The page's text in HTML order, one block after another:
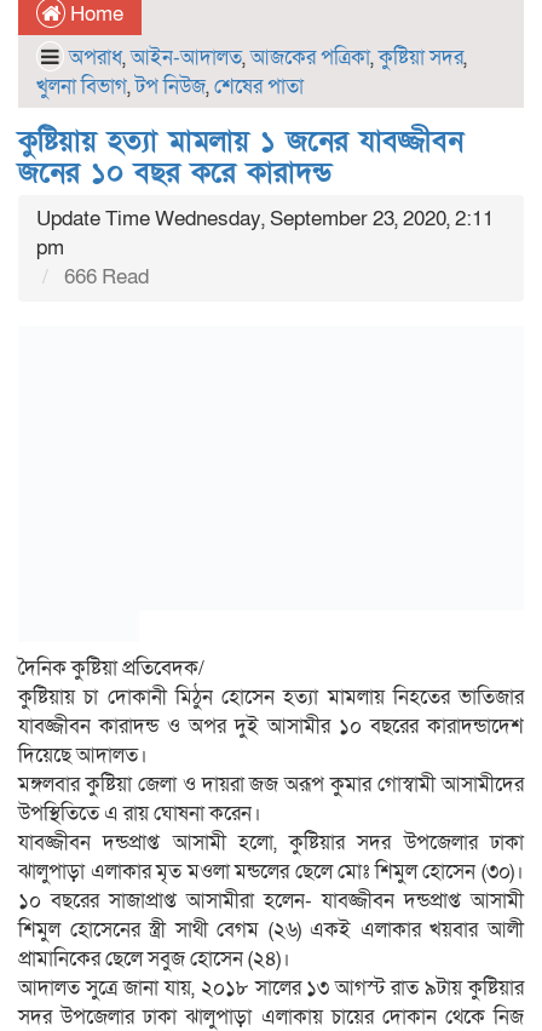
Home
অপরাধ,আইন-আদালত,আজকের পত্রিকা,কুষ্টিয়া সদর,
খুলনা বিভাগ,টপ নিউজ,শেষের পাতা
কুষ্টিয়ায় হত্যা মামলায় ১ জনের যাবজ্জীবন
জনের ১০ বছর করে কারাদন্ড
Update Time Wednesday, September 23, 2020, 2:11
pm
666 Read
দৈনিক কুষ্টিয়া প্রতিবেদক/
কুষ্টিয়ায় চা দোকানী মিঠুন হোসেন হত্যা মামলায় নিহতের ভাতিজার
যাবজ্জীবন কারাদন্ড ও অপর দুই আসামীর ১০ বছরের কারাদন্ডাদেশ
দিয়েছে আদালত।
মঙ্গলবার কুষ্টিয়া জেলা ও দায়রা জজ অরূপ কুমার গোস্বামী আসামীদের
উপস্থিতিতে এ রায় ঘোষনা করেন।
যাবজ্জীবন দন্ডপ্রাপ্ত আসামী হলো, কুষ্টিয়ার সদর উপজেলার ঢাকা
ঝালুপাড়া এলাকার মৃত মওলা মন্ডলের ছেলে মোঃ শিমুল হোসেন (৩০)।
১০ বছরের সাজাপ্রাপ্ত আসামীরা হলেন- যাবজ্জীবন দন্ডপ্রাপ্ত আসামী
শিমুল হোসেনের স্ত্রী সাথী বেগম (২৬) একই এলাকার খয়বার আলী
প্রামানিকের ছেলে সবুজ হোসেন (২৪)।
আদালত সুত্রে জানা যায়, ২০১৮ সালের ১৩ আগস্ট রাত ৯টায় কুষ্টিয়ার
সদর উপজেলার ঢাকা ঝালুপাড়া এলাকায় চায়ের দোকান থেকে নিজ